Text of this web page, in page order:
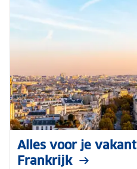
Alles voor je
Frankrijk